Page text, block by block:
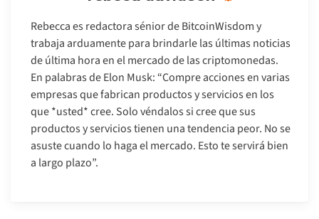
Rebecca es redactora sénior de BitcoinWisdom y
trabaja arduamente para brindarle las últimas noticias
de última hora en el mercado de las criptomonedas.
En palabras de Elon Musk: “Compre acciones en varias
empresas que fabrican productos y servicios en los
que *usted* cree. Solo véndalos si cree que sus
productos y servicios tienen una tendencia peor. No se
asuste cuando lo haga el mercado. Esto te servirá bien
a largo plazo”.